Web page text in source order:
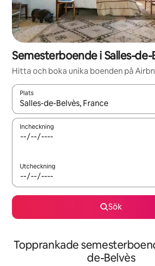
Semesterboende i Salles-de-
Hitta och boka unika boenden på
Plats
När resultaten är tillgängliga kan du
Incheckning
Utcheckning
Sök
Topprankade
de-Belvès